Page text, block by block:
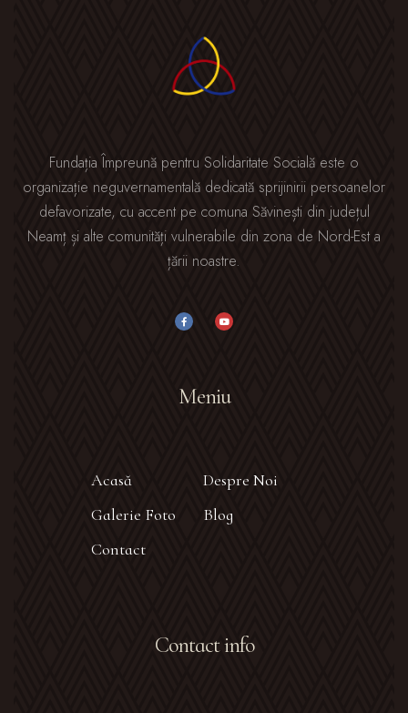
Fundația Împreună pentru Solidaritate Socială este o
organizație neguvernamentală dedicată sprijinirii persoanelor
defavorizate, cu accent pe comuna Săvinești din județul
Neamț și alte comunități vulnerabile din zona de Nord-Est a
țării noastre.
Meniu
Acasă
Despre Noi
Galerie Foto
Blog
Contact
Contact info